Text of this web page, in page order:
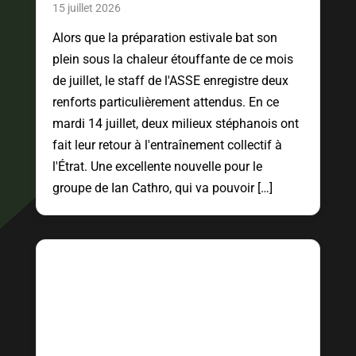
15 juillet 2026
Alors que la préparation estivale bat son
plein sous la chaleur étouffante de ce mois
de juillet, le staff de l'ASSE enregistre deux
renforts particulièrement attendus. En ce
mardi 14 juillet, deux milieux stéphanois ont
fait leur retour à l'entraînement collectif à
l'Étrat. Une excellente nouvelle pour le
groupe de Ian Cathro, qui va pouvoir […]